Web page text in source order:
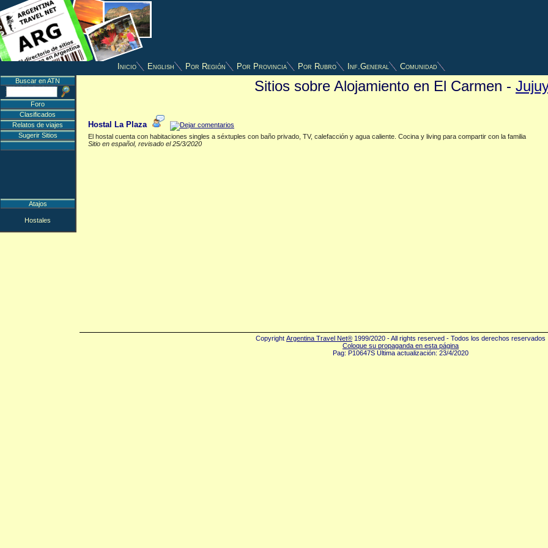
Inicio English Por Región Por Provincia Por Rubro Inf.General Comunidad
Sitios sobre Alojamiento en El Carmen -
Hostal La Plaza
El hostal cuenta con habitaciones singles a séxtuples con baño privado, TV, calefacción y agua caliente. Cocina y living para compartir con la familia
Sitio en español, revisado el 25/3/2020
Buscar en ATN
Foro
Clasificados
Relatos de viajes
Sugerir Sitios
Atajos
Hostales
Copyright Argentina Travel Net® 1999/2020 - All rights reserved - Todos los derechos reservados
Coloque su propaganda en esta página
Pag: P10647S Última actualización: 23/4/2020